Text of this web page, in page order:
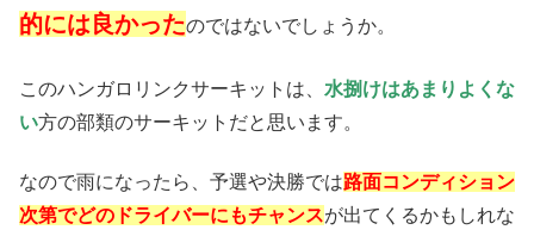
的には良かったのではないでしょうか。
このハンガロリンクサーキットは、 水捌けはあまりよくな
い方の部類のサーキットだと思います。
なので雨になったら、予選や決勝では路面コンディション
次第でどのドライバーにもチャンスが出てくるかもしれな